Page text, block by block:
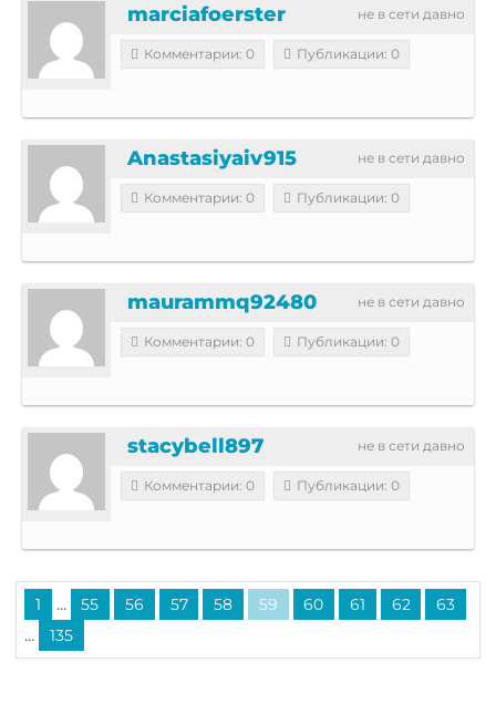
не в сети давно
marciafoerster
Комментарии: 0 Публикации: 0
не в сети давно
Anastasiyaiv915
Комментарии: 0 Публикации: 0
не в сети давно
maurammq92480
Комментарии: 0 Публикации: 0
не в сети давно
stacybell897
Комментарии: 0 Публикации: 0
1 ... 55 56 57 58 59 60 61 62 63
... 135